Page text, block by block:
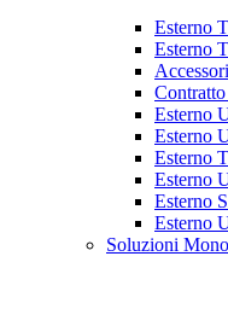
Esterno
Esterno
Accessori
Esterno
Esterno
Esterno
Esterno
Esterno
Esterno
Soluzioni